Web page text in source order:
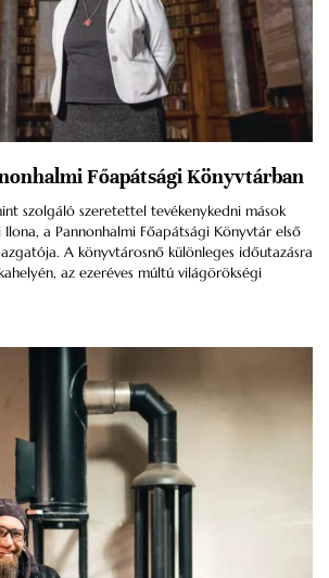
Főapátsági Könyvtárban
szolgáló szeretettel tevékenykedni mások
Ilona, a Pannonhalmi Főapátsági Könyvtár első
A könyvtárosnő különleges időutazásra
az ezeréves múltú világörökségi